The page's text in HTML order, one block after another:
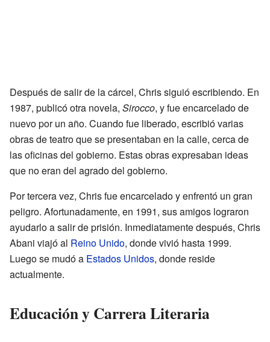
Después de salir de la cárcel, Chris siguió escribiendo. En
1987, publicó otra novela, Sirocco, y fue encarcelado de
nuevo por un año. Cuando fue liberado, escribió varias
obras de teatro que se presentaban en la calle, cerca de
las oficinas del gobierno. Estas obras expresaban ideas
que no eran del agrado del gobierno.
Por tercera vez, Chris fue encarcelado y enfrentó un gran
peligro. Afortunadamente, en 1991, sus amigos lograron
ayudarlo a salir de prisión. Inmediatamente después, Chris
Abani viajó al Reino Unido, donde vivió hasta 1999.
Luego se mudó a Estados Unidos, donde reside
actualmente.
Educación y Carrera Literaria